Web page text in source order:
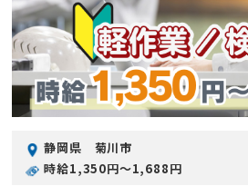
静岡県 菊川市
時給1,350円〜1,688円